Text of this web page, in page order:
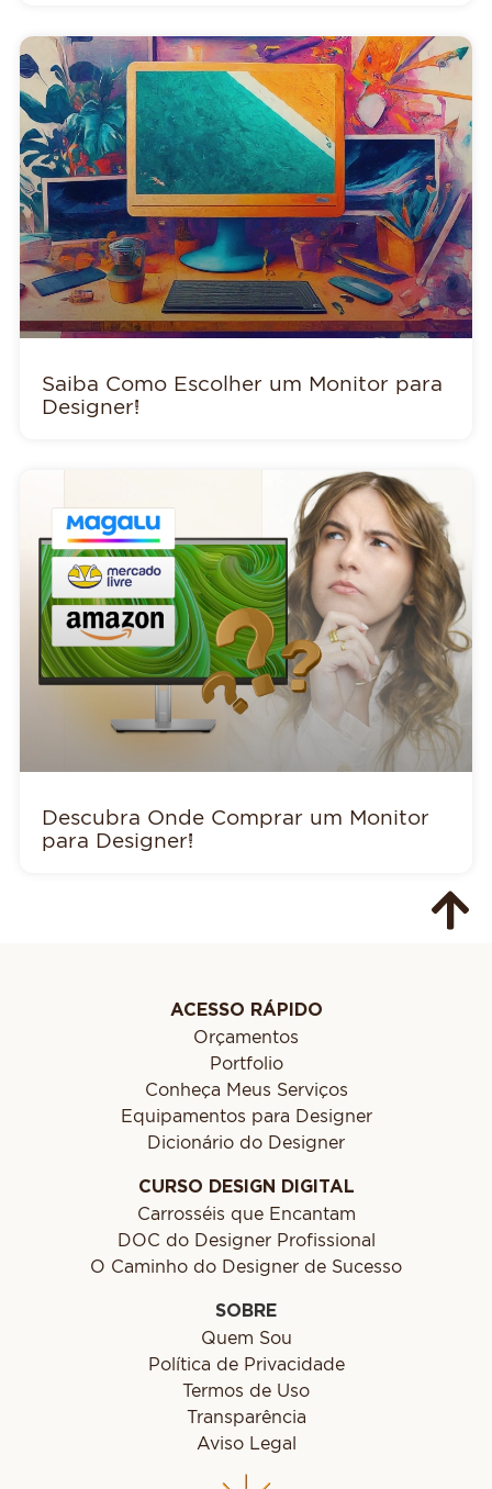
Saiba Como Escolher um Monitor para
Designer!
Descubra Onde Comprar um Monitor
para Designer!
ACESSO RÁPIDO
Orçamentos
Portfolio
Conheça Meus Serviços
Equipamentos para Designer
Dicionário do Designer
CURSO DESIGN DIGITAL
Carrosséis que Encantam
DOC do Designer Profissional
O Caminho do Designer de Sucesso
SOBRE
Quem Sou
Política de Privacidade
Termos de Uso
Transparência
Aviso Legal